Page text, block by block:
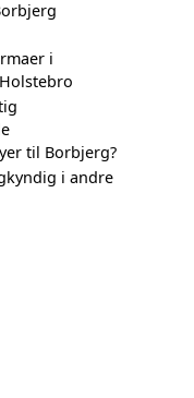
i
til Borbjerg?
i andre